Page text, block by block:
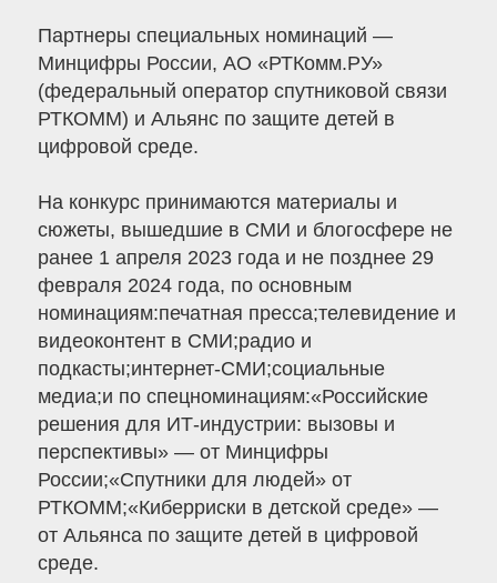
Партнеры специальных номинаций —
Минцифры России, АО «РТКомм.РУ»
(федеральный оператор спутниковой связи
РТКОММ) и Альянс по защите детей в
цифровой среде.
На конкурс принимаются материалы и
сюжеты, вышедшие в СМИ и блогосфере не
ранее 1 апреля 2023 года и не позднее 29
февраля 2024 года, по основным
номинациям:печатная пресса;телевидение и
видеоконтент в СМИ;радио и
подкасты;интернет-СМИ;социальные
медиа;и по спецноминациям:«Российские
решения для ИТ-индустрии: вызовы и
перспективы» — от Минцифры
России;«Спутники для людей» от
РТКОММ;«Киберриски в детской среде» —
от Альянса по защите детей в цифровой
среде.